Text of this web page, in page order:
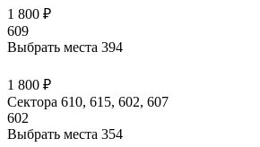
1 800 ₽
609
Выбрать места 394
1 800 ₽
Сектора 610, 615, 602, 607
602
Выбрать места 354